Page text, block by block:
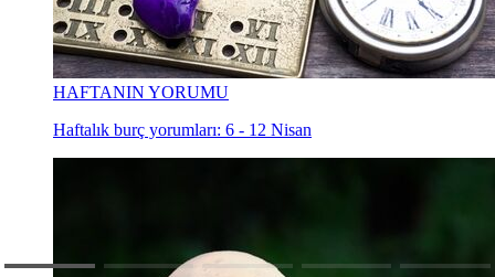
HAFTANIN YORUMU
Haftalık burç yorumları: 6 - 12 Nisan